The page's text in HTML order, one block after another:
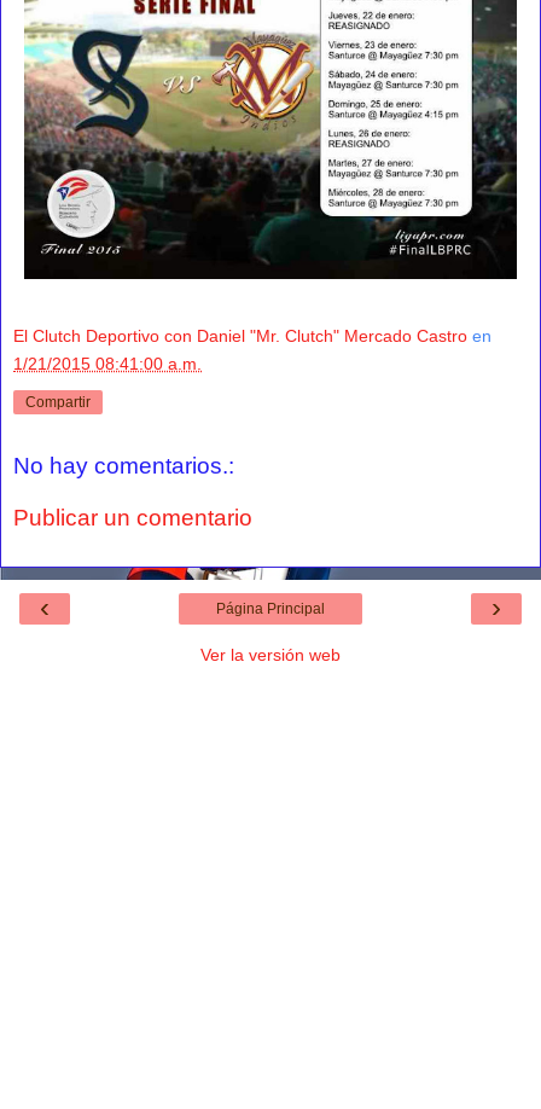
El Clutch Deportivo con Daniel "Mr. Clutch" Mercado Castro en
1/21/2015 08:41:00 a.m.
Compartir
No hay comentarios.:
Publicar un comentario
‹ ›
Página Principal
Ver la versión web